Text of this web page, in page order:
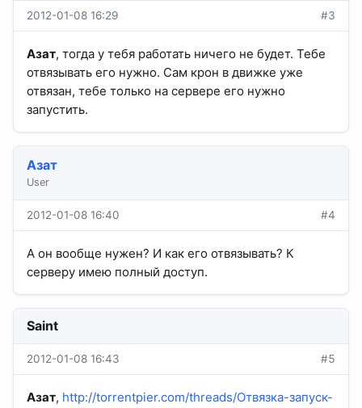
2012-01-08 16:29 #3
Азат, тогда у тебя работать ничего не будет. Тебе
отвязывать его нужно. Сам крон в движке уже
отвязан, тебе только на сервере его нужно
запустить.
Азат
User
2012-01-08 16:40 #4
А он вообще нужен? И как его отвязывать? К
серверу имею полный доступ.
Saint
2012-01-08 16:43 #5
Азат, http://torrentpier.com/threads/Отвязка-запуск-